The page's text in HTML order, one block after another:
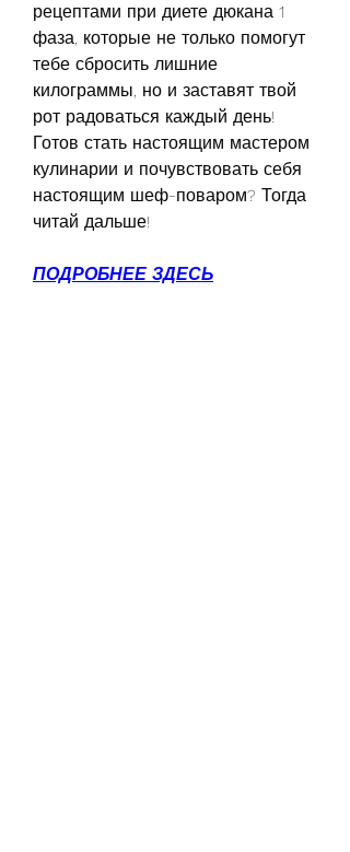
рецептами при диете дюкана 1
фаза, которые не только помогут
тебе сбросить лишние
килограммы, но и заставят твой
рот радоваться каждый день!
Готов стать настоящим мастером
кулинарии и почувствовать себя
настоящим шеф-поваром? Тогда
читай дальше!
ПОДРОБНЕЕ ЗДЕСЬ